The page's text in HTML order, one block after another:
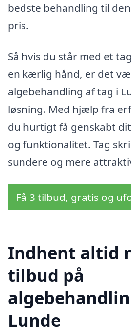
bedste behandling til
pris.
Så hvis du står med et
en kærlig hånd, er det
algebehandling af tag i
løsning. Med hjælp fra
du hurtigt få genskabt
og funktionalitet. Tag
sundere og mere
Få 3 tilbud, gratis og
Indhent altid
tilbud på
Lunde